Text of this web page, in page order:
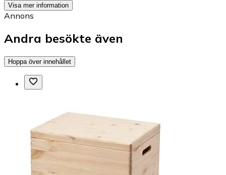
Visa mer information
Annons
Andra besökte även
Hoppa över innehållet